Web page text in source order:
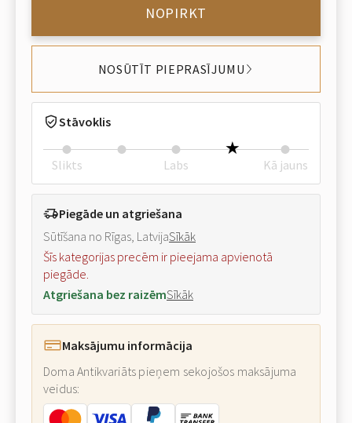
NOPIRKT
NOSŪTĪT PIEPRASĪJUMU
Stāvoklis
Slikts Labs Kā jauns
Piegāde un atgriešana
Sūtīšana no Rīgas, LatvijaSīkāk
Šīs kategorijas precēm ir pieejama apvienotā
piegāde.
Atgriešana bez raizēmSīkāk
Maksājumu informācija
Doma Antikvariāts pieņem sekojošos maksājuma
veidus: